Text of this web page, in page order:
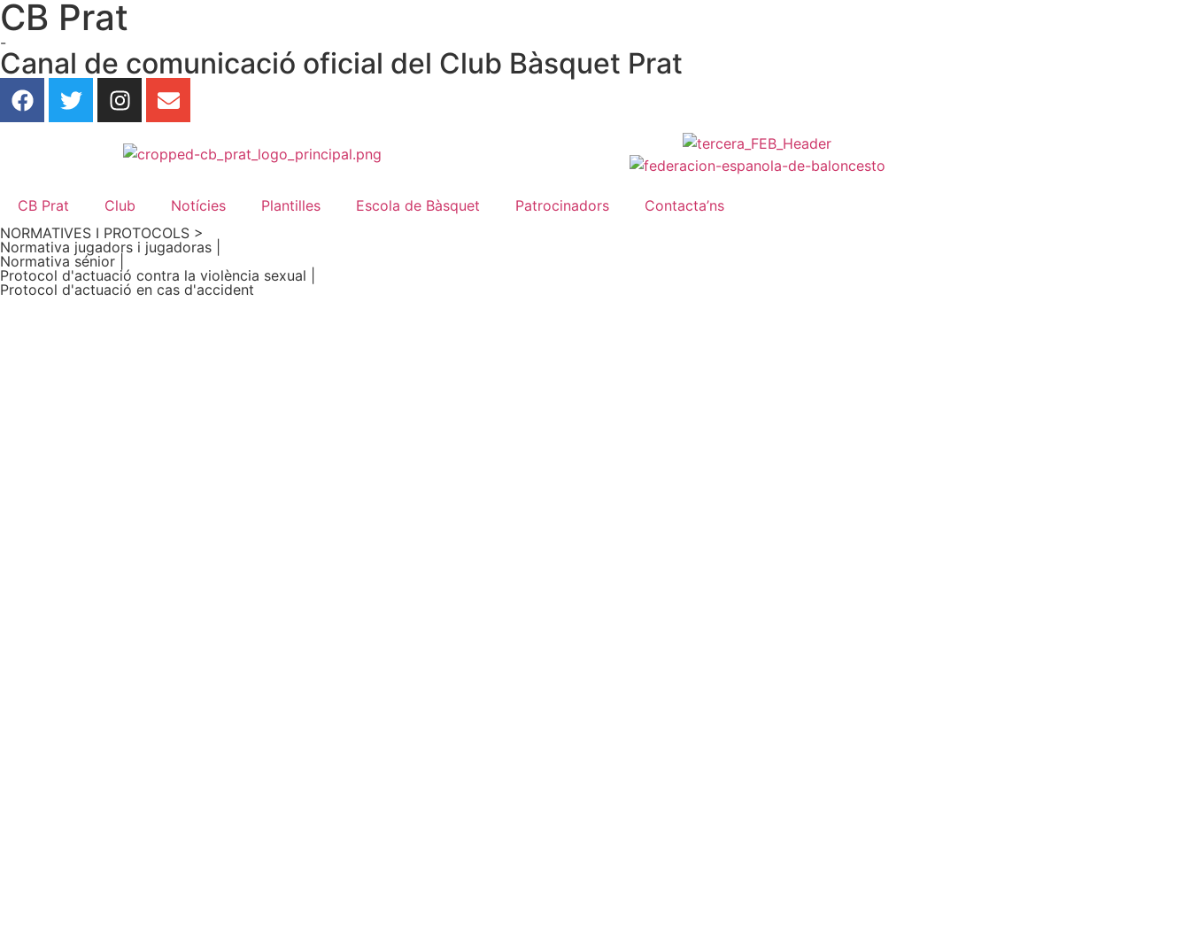
CB Prat
-
Canal de comunicació oficial del Club Bàsquet Prat
CB Prat Club Notícies Plantilles Escola de Bàsquet Patrocinadors
Contacta’ns
NORMATIVES I PROTOCOLS >
Normativa jugadors i jugadoras |
Normativa sénior |
Protocol d'actuació contra la violència sexual |
Protocol d'actuació en cas d'accident